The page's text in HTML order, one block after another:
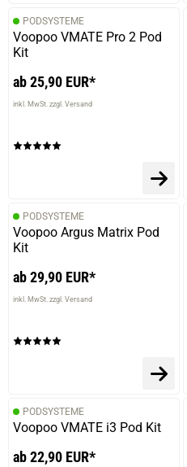
PODSYSTEME
Voopoo VMATE Pro 2 Pod
Kit
ab 25,90 EUR*
inkl. MwSt. zzgl. Versand
PODSYSTEME
Voopoo Argus Matrix Pod
Kit
ab 29,90 EUR*
inkl. MwSt. zzgl. Versand
PODSYSTEME
Voopoo VMATE i3 Pod Kit
ab 22,90 EUR*